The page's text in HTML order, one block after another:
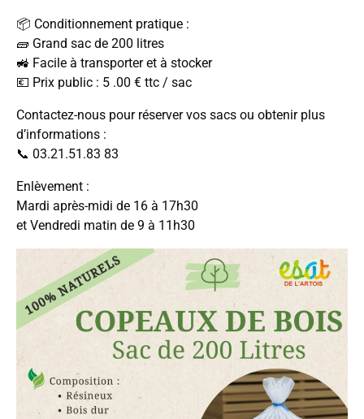
📦 Conditionnement pratique :
🧱 Grand sac de 200 litres
🚜 Facile à transporter et à stocker
💶 Prix public : 5 .00 € ttc / sac
Contactez-nous pour réserver vos sacs ou obtenir plus
d’informations :
📞 03.21.51.83 83
Enlèvement :
Mardi après-midi de 16 à 17h30
et Vendredi matin de 9 à 11h30